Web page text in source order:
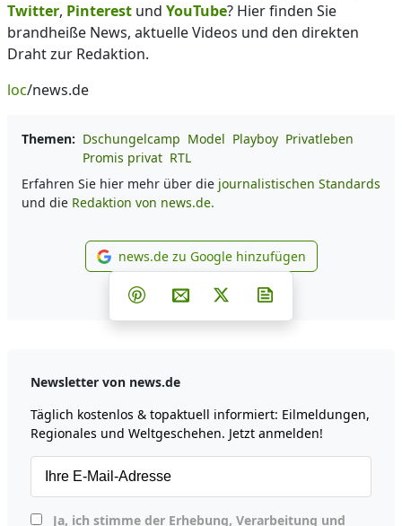
Twitter, Pinterest und YouTube? Hier finden Sie
brandheiße News, aktuelle Videos und den direkten
Draht zur Redaktion.
loc/news.de
Themen: Dschungelcamp Model Playboy Privatleben
Promis privat RTL
Erfahren Sie hier mehr über die journalistischen Standards
und die Redaktion von news.de.
news.de zu Google
news.de zu Google hinzufügen
Teilen auf Facebook
Teilen auf Whatsapp
Teilen auf Telegram
Teilen auf Pinterest
Per E-Mail teilen
Post auf X
Newsletter von news.de
Täglich kostenlos & topaktuell informiert: Eilmeldungen,
Regionales und Weltgeschehen. Jetzt anmelden!